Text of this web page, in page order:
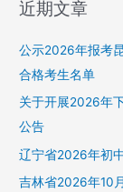
花
册
补
毕
业
明
书
成
近期文章
公示2026年报考
合格考生名单
关于开展2026年
公告
辽宁省2026年初
吉林省2026年10